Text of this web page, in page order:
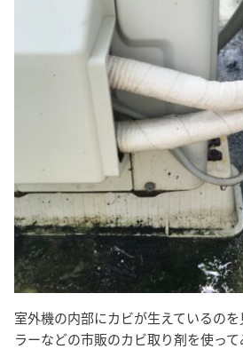
室外機の内部にカビが生えているの
ラーなどの市販のカビ取り剤を使って